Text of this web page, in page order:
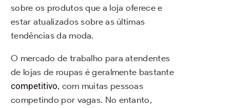
sobre os produtos que a loja oferece e
estar atualizados sobre as últimas
tendências da moda.
O mercado de trabalho para atendentes
de lojas de roupas é geralmente bastante
competitivo, com muitas pessoas
competindo por vagas. No entanto,